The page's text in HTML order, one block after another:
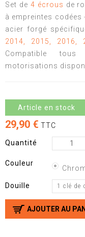
Set de 4 écrous de
à empreintes codées
acier forgé
2014, 2015, 2016,
Compatible
motorisations
Article en stock
29,90 € TTC
Quantité
Couleur
Douille 1 clé de
AJOUTER AU